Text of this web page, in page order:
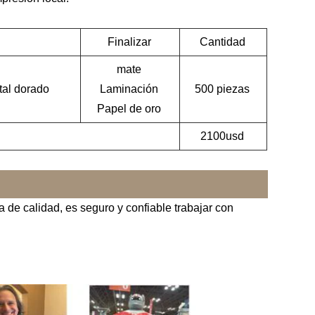
Finalizar Cantidad
dorado
mate
Laminación
Papel de oro
500 piezas
2100usd
calidad, es seguro y confiable trabajar con